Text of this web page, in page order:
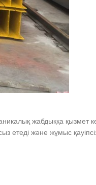
жабдыққа қызмет
және жұмыс